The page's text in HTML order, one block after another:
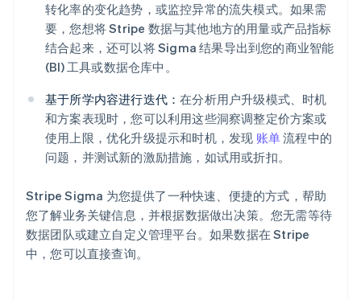
转化率的变化趋势，或监控异常的流失模式。如果需
要，您想将 Stripe 数据与其他地方的用量或产品指标
结合起来，还可以将 Sigma 结果导出到您的商业智能
(BI) 工具或数据仓库中。
基于所学内容进行迭代：在分析用户升级模式、时机
和方案表现时，您可以利用这些洞察调整定价方案或
使用上限，优化升级提示和时机，发现 账单流程中的
问题，并测试新的激励措施，如试用或折扣。
Stripe Sigma 为您提供了一种快速、便捷的方式，帮助
您了解业务关键信息，并根据数据做出决策。您无需等待
数据团队或建立自定义管理平台。如果数据在 Stripe
中，您可以直接查询。
阿联酋
爱尔兰
English
爱沙尼亚
English
澳大利亚
English
巴西
PortuguêsEnglish